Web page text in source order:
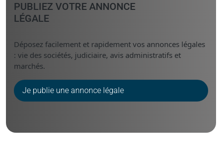
PUBLIEZ VOTRE ANNONCE
LÉGALE
Déposez facilement et rapidement vos annonces légales
: vie des sociétés, judiciaire, avis administratifs et
marchés.
Je publie une annonce légale